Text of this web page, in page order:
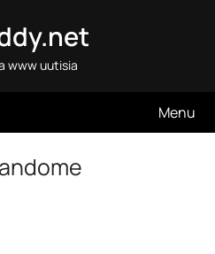
www uutisia
Menu